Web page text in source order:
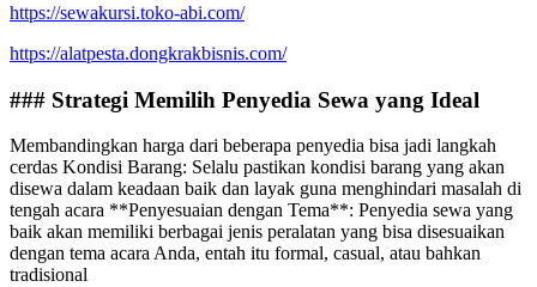
https://sewakursi.toko-abi.com/
https://alatpesta.dongkrakbisnis.com/
### Strategi Memilih Penyedia Sewa yang Ideal
Membandingkan harga dari beberapa penyedia bisa jadi langkah
cerdas Kondisi Barang: Selalu pastikan kondisi barang yang akan
disewa dalam keadaan baik dan layak guna menghindari masalah di
tengah acara **Penyesuaian dengan Tema**: Penyedia sewa yang
baik akan memiliki berbagai jenis peralatan yang bisa disesuaikan
dengan tema acara Anda, entah itu formal, casual, atau bahkan
tradisional